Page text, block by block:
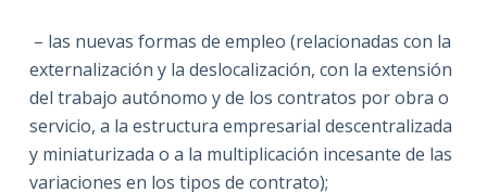
– las nuevas formas de empleo (relacionadas con la
externalización y la deslocalización, con la extensión
del trabajo autónomo y de los contratos por obra o
servicio, a la estructura empresarial descentralizada
y miniaturizada o a la multiplicación incesante de las
variaciones en los tipos de contrato);